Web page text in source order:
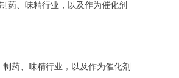
药、味精行业，以及作为催化剂
药、味精行业，以及作为催化剂